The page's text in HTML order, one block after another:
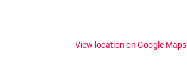
View location on Google Maps